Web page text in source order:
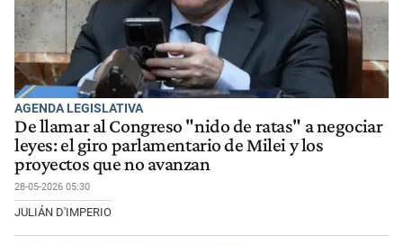
AGENDA LEGISLATIVA
De llamar al Congreso "nido de ratas" a negociar
leyes: el giro parlamentario de Milei y los
proyectos que no avanzan
28-05-2026 05:30
JULIÁN D'IMPERIO